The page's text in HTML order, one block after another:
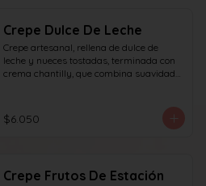
Crepe Dulce De Leche
Crepe artesanal, rellena de dulce de
leche y nueces tostadas, terminada con
crema chantilly, que combina suavidad
$6.050
Crepe Frutos De Estación